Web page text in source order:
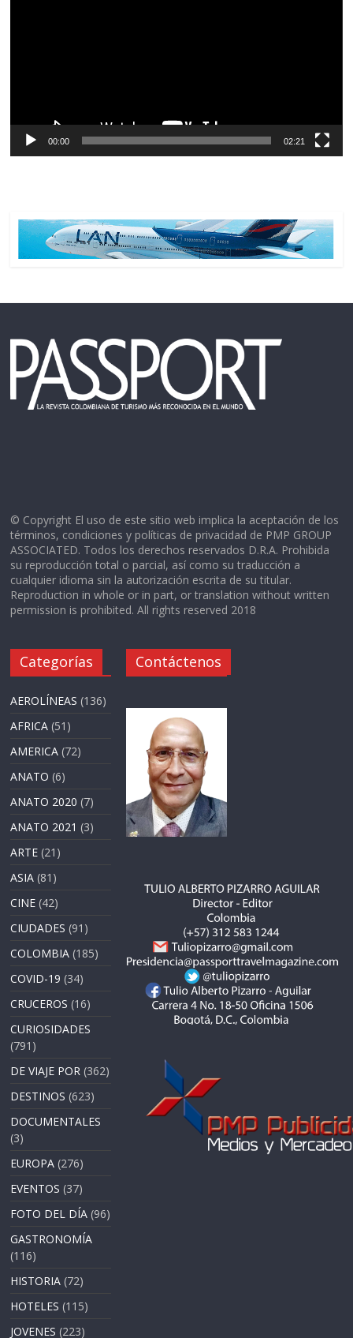
00:00 02:21
© Copyright El uso de este sitio web implica la aceptación de los
términos, condiciones y políticas de privacidad de PMP GROUP
ASSOCIATED. Todos los derechos reservados D.R.A. Prohibida
su reproducción total o parcial, así como su traducción a
cualquier idioma sin la autorización escrita de su titular.
Reproduction in whole or in part, or translation without written
permission is prohibited. All rights reserved 2018
Categorías
AEROLÍNEAS (136)
AFRICA (51)
AMERICA (72)
ANATO (6)
ANATO 2020 (7)
ANATO 2021 (3)
ARTE (21)
ASIA (81)
CINE (42)
CIUDADES (91)
COLOMBIA (185)
COVID-19 (34)
CRUCEROS (16)
CURIOSIDADES
(791)
DE VIAJE POR (362)
DESTINOS (623)
DOCUMENTALES
(3)
EUROPA (276)
EVENTOS (37)
FOTO DEL DÍA (96)
GASTRONOMÍA
(116)
HISTORIA (72)
HOTELES (115)
JOVENES (223)
Contáctenos